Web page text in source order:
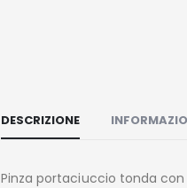
DESCRIZIONE
Pinza portaciuccio tonda